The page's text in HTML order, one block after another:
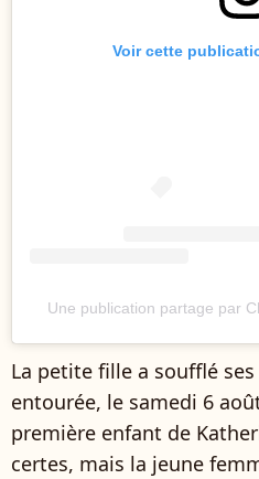
Voir cette
Une publication partage par
La petite fille a soufflé
entourée, le samedi 6
première enfant de
certes, mais la jeune